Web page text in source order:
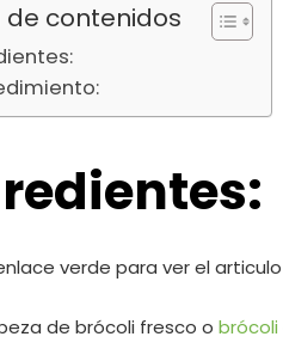
de contenidos
verde para ver el
de brócoli fresco o